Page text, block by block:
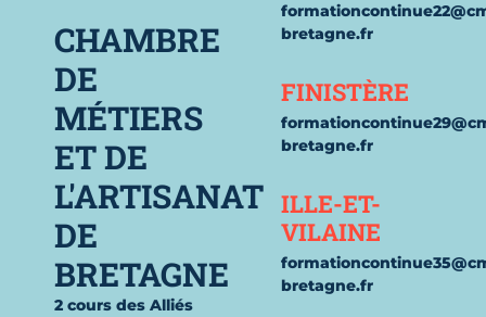
CHAMBRE
DE
MÉTIERS
ET DE
L'ARTISANAT
DE
BRETAGNE
2 cours des Alliés
bretagne.fr
FINISTÈRE
bretagne.fr
ILLE-ET-
VILAINE
bretagne.fr